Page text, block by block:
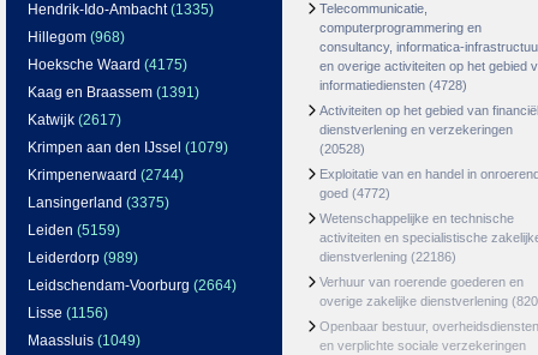
Hendrik-Ido-Ambacht(1335)
Hillegom (968)
Hoeksche Waard (4175)
Kaag en Braassem (1391)
Katwijk (2617)
Krimpen aan den IJssel (1079)
Krimpenerwaard (2744)
Lansingerland (3375)
Leiden (5159)
Leiderdorp (989)
Leidschendam-Voorburg (2664)
Lisse (1156)
Maassluis (1049)
Telecommunicatie,
computerprogrammering en
consultancy, informatica-
en overige activiteiten op het gebied
informatiediensten (4728)
Activiteiten op het gebied van
dienstverlening en verzekeringen
(20528)
Exploitatie van en handel in
goed (4772)
Wetenschappelijke en technische
activiteiten en specialistische
dienstverlening (22186)
Verhuur van roerende goederen en
overige zakelijke dienstverlening
Openbaar bestuur, overheidsdiensten
en verplichte sociale verzekeringen